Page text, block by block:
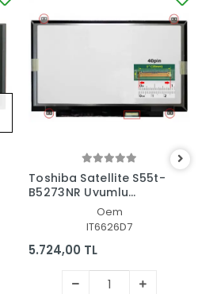
Toshiba Satellite S55t-
B5273NR Uyumlu
Notebook Led Ekran
Oem
IT6626D7
5.724,00 TL